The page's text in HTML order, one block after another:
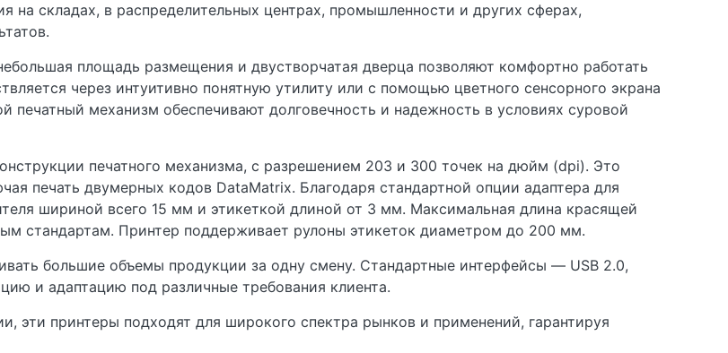
на складах, в распределительных центрах, промышленности и других сферах,
площадь размещения и двустворчатая дверца позволяют комфортно работать
через интуитивно понятную утилиту или с помощью цветного сенсорного экрана
печатный механизм обеспечивают долговечность и надежность в условиях суровой
печатного механизма, с разрешением 203 и 300 точек на дюйм (dpi). Это
печать двумерных кодов DataMatrix. Благодаря стандартной опции адаптера для
шириной всего 15 мм и этикеткой длиной от 3 мм. Максимальная длина красящей
стандартам. Принтер поддерживает рулоны этикеток диаметром до 200 мм.
большие объемы продукции за одну смену. Стандартные интерфейсы — USB 2.0,
и адаптацию под различные требования клиента.
эти принтеры подходят для широкого спектра рынков и применений, гарантируя